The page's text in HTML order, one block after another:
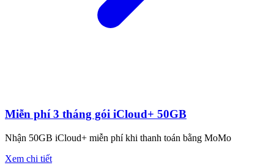
Miễn phí 3 tháng gói iCloud+ 50GB
Nhận 50GB iCloud+ miễn phí khi thanh toán bằng MoMo
Xem chi tiết